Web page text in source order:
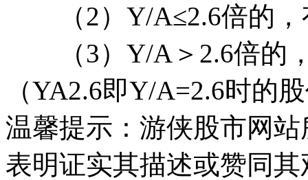
（2）Y/A≤2.6倍的，
（3）Y/A＞2.6倍的，
（YA2.6即Y/A=2.6时的
温馨提示：游侠股市网
表明证实其描述或赞同